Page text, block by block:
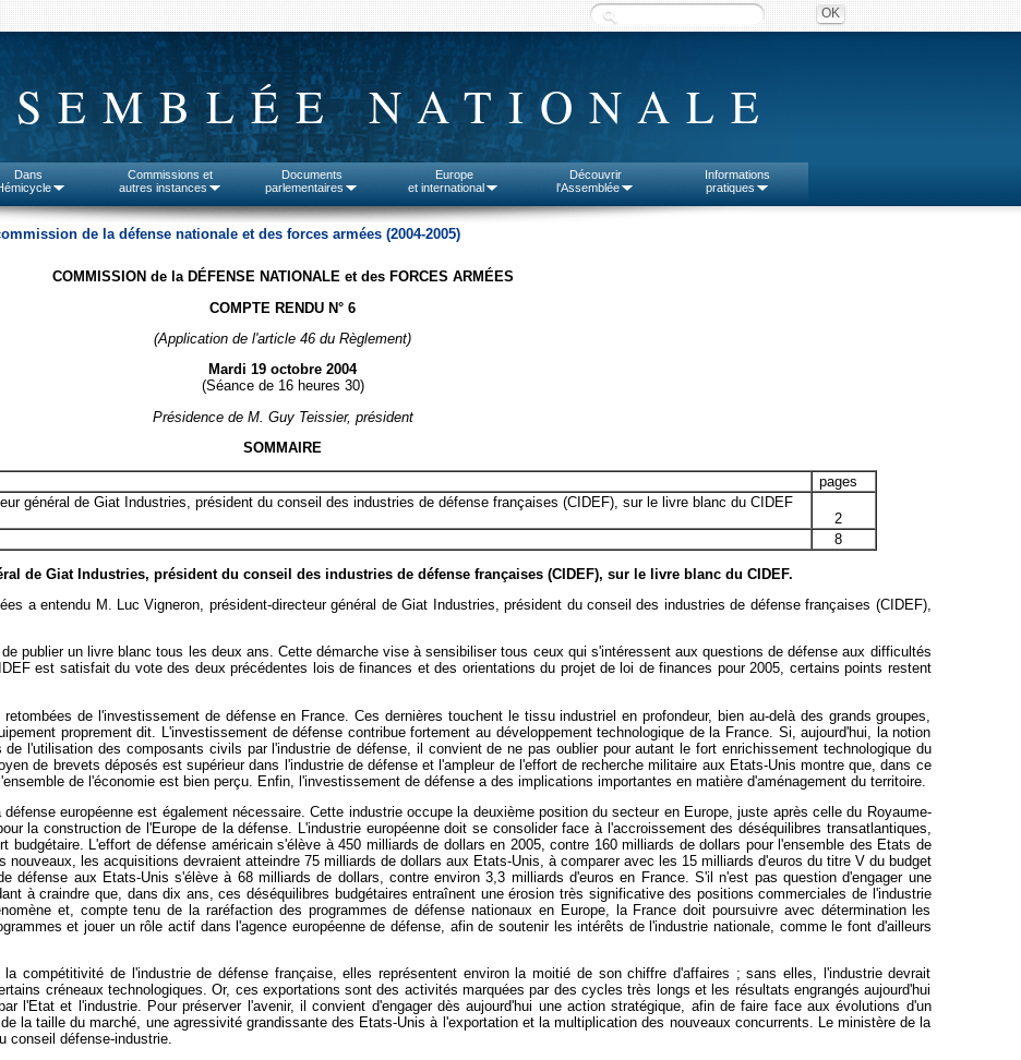
NATIONALE
Dans
Commissions et
autres instances
Documents
parlementaires
Europe
et international
Découvrir
l'Assemblée
Informations
pratiques
de la défense nationale et des forces armées (2004-2005)
COMMISSION de la DÉFENSE NATIONALE et des FORCES ARMÉES
COMPTE RENDU N° 6
(Application de l'article 46 du Règlement)
Mardi 19 octobre 2004
(Séance de 16 heures 30)
Présidence de M. Guy Teissier, président
SOMMAIRE
pages
général de Giat Industries, président du conseil des industries de défense françaises (CIDEF), sur le livre blanc du CIDEF
2
8
de Giat Industries, président du conseil des industries de défense françaises (CIDEF), sur le livre blanc du CIDEF.
a entendu M. Luc Vigneron, président-directeur général de Giat Industries, président du conseil des industries de défense françaises (CIDEF),
publier un livre blanc tous les deux ans. Cette démarche vise à sensibiliser tous ceux qui s'intéressent aux questions de défense aux difficultés
est satisfait du vote des deux précédentes lois de finances et des orientations du projet de loi de finances pour 2005, certains points restent
de l'investissement de défense en France. Ces dernières touchent le tissu industriel en profondeur, bien au-delà des grands groupes,
proprement dit. L'investissement de défense contribue fortement au développement technologique de la France. Si, aujourd'hui, la notion
l'utilisation des composants civils par l'industrie de défense, il convient de ne pas oublier pour autant le fort enrichissement technologique du
de brevets déposés est supérieur dans l'industrie de défense et l'ampleur de l'effort de recherche militaire aux Etats-Unis montre que, dans ce
de l'économie est bien perçu. Enfin, l'investissement de défense a des implications importantes en matière d'aménagement du territoire.
européenne est également nécessaire. Cette industrie occupe la deuxième position du secteur en Europe, juste après celle du Royaume-
la construction de l'Europe de la défense. L'industrie européenne doit se consolider face à l'accroissement des déséquilibres transatlantiques,
budgétaire. L'effort de défense américain s'élève à 450 milliards de dollars en 2005, contre 160 milliards de dollars pour l'ensemble des Etats de
nouveaux, les acquisitions devraient atteindre 75 milliards de dollars aux Etats-Unis, à comparer avec les 15 milliards d'euros du titre V du budget
défense aux Etats-Unis s'élève à 68 milliards de dollars, contre environ 3,3 milliards d'euros en France. S'il n'est pas question d'engager une
à craindre que, dans dix ans, ces déséquilibres budgétaires entraînent une érosion très significative des positions commerciales de l'industrie
et, compte tenu de la raréfaction des programmes de défense nationaux en Europe, la France doit poursuivre avec détermination les
et jouer un rôle actif dans l'agence européenne de défense, afin de soutenir les intérêts de l'industrie nationale, comme le font d'ailleurs
compétitivité de l'industrie de défense française, elles représentent environ la moitié de son chiffre d'affaires ; sans elles, l'industrie devrait
créneaux technologiques. Or, ces exportations sont des activités marquées par des cycles très longs et les résultats engrangés aujourd'hui
l'Etat et l'industrie. Pour préserver l'avenir, il convient d'engager dès aujourd'hui une action stratégique, afin de faire face aux évolutions d'un
la taille du marché, une agressivité grandissante des Etats-Unis à l'exportation et la multiplication des nouveaux concurrents. Le ministère de la
conseil défense-industrie.